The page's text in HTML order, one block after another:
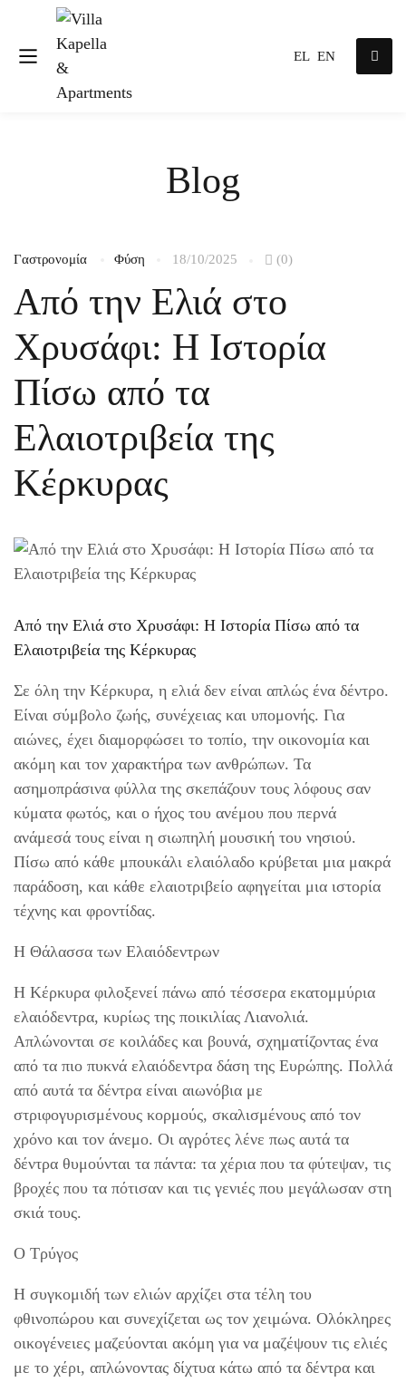
EL EN
Blog
Γαστρονομία Φύση 18/10/2025 (0)
Από την Ελιά στο
Χρυσάφι: Η Ιστορία
Πίσω από τα
Ελαιοτριβεία της
Κέρκυρας
Από την Ελιά στο Χρυσάφι: Η Ιστορία Πίσω από τα
Ελαιοτριβεία της Κέρκυρας
Σε όλη την Κέρκυρα, η ελιά δεν είναι απλώς ένα δέντρο.
Είναι σύμβολο ζωής, συνέχειας και υπομονής. Για
αιώνες, έχει διαμορφώσει το τοπίο, την οικονομία και
ακόμη και τον χαρακτήρα των ανθρώπων. Τα
ασημοπράσινα φύλλα της σκεπάζουν τους λόφους σαν
κύματα φωτός, και ο ήχος του ανέμου που περνά
ανάμεσά τους είναι η σιωπηλή μουσική του νησιού.
Πίσω από κάθε μπουκάλι ελαιόλαδο κρύβεται μια μακρά
παράδοση, και κάθε ελαιοτριβείο αφηγείται μια ιστορία
τέχνης και φροντίδας.
Η Θάλασσα των Ελαιόδεντρων
Η Κέρκυρα φιλοξενεί πάνω από τέσσερα εκατομμύρια
ελαιόδεντρα, κυρίως της ποικιλίας Λιανολιά.
Απλώνονται σε κοιλάδες και βουνά, σχηματίζοντας ένα
από τα πιο πυκνά ελαιόδεντρα δάση της Ευρώπης. Πολλά
από αυτά τα δέντρα είναι αιωνόβια με
στριφογυρισμένους κορμούς, σκαλισμένους από τον
χρόνο και τον άνεμο. Οι αγρότες λένε πως αυτά τα
δέντρα θυμούνται τα πάντα: τα χέρια που τα φύτεψαν, τις
βροχές που τα πότισαν και τις γενιές που μεγάλωσαν στη
σκιά τους.
Ο Τρύγος
Η συγκομιδή των ελιών αρχίζει στα τέλη του
φθινοπώρου και συνεχίζεται ως τον χειμώνα. Ολόκληρες
οικογένειες μαζεύονται ακόμη για να μαζέψουν τις ελιές
με το χέρι, απλώνοντας δίχτυα κάτω από τα δέντρα και